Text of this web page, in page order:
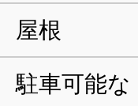
屋根
駐車可能な